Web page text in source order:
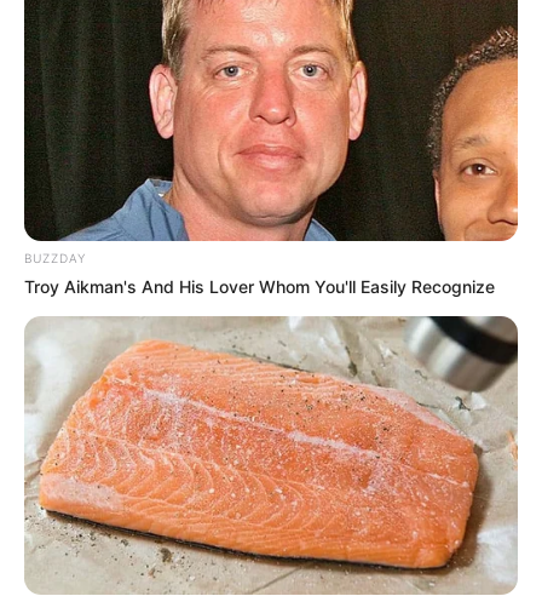
BUZZDAY
Troy Aikman's And His Lover Whom You'll Easily Recognize